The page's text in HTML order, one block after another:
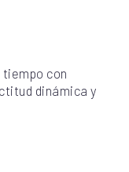
con
dinámica y